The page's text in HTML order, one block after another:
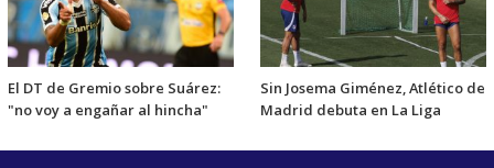
El DT de Gremio sobre Suárez:
"no voy a engañar al hincha"
Sin Josema Giménez, Atlético de
Madrid debuta en La Liga